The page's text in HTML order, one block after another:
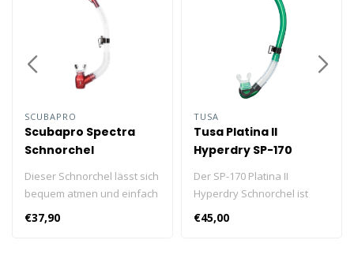
SCUBAPRO
Scubapro Spectra
Schnorchel
Dieser Schnorchel lässt sich
bequem atmen und einfach
ausblasen.
€37,90
TUSA
Tusa Platina II
Hyperdry SP-170
Der SP-170 Platina II
Hyperdry Schnorchel ist
TUSA's führender
halbtrockener Schnorchel
€45,00